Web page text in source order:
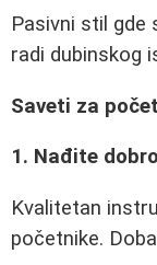
Pasivni stil gde
radi dubinskog
Saveti za
1. Nađite
Kvalitetan
početnike.